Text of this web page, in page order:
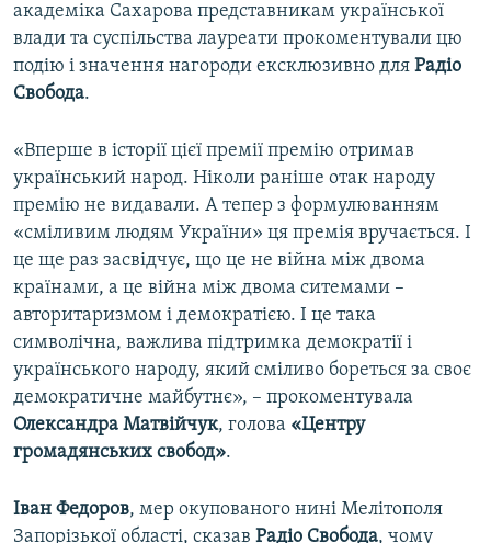
академіка Сахарова представникам української
влади та суспільства лауреати прокоментували цю
подію і значення нагороди ексклюзивно для Радіо
Свобода.
«Вперше в історії цієї премії премію отримав
український народ. Ніколи раніше отак народу
премію не видавали. А тепер з формулюванням
«сміливим людям України» ця премія вручається. І
це ще раз засвідчує, що це не війна між двома
країнами, а це війна між двома ситемами –
авторитаризмом і демократією. І це така
символічна, важлива підтримка демократії і
українського народу, який сміливо бореться за своє
демократичне майбутнє», – прокоментувала
Олександра Матвійчук, голова «Центру
громадянських свобод».
Іван Федоров, мер окупованого нині Мелітополя
Запорізької області, сказав Радіо Свобода, чому